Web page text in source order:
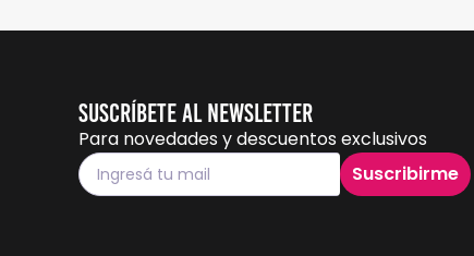
Suscríbete al Newsletter
Para novedades y descuentos exclusivos
Suscribirme